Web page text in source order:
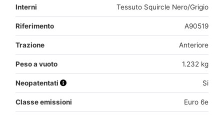
Interni Tessuto Squircle Nero/Grigio
Riferimento A90519
Trazione Anteriore
Peso a vuoto 1.232 kg
Neopatentati Si
Classe emissioni Euro 6e